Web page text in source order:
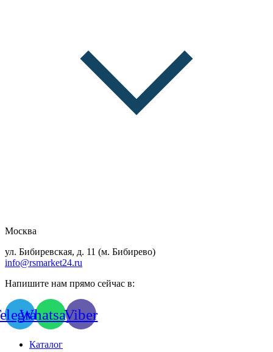
Москва
ул. Бибиревская, д. 11 (м. Бибирево)
info@rsmarket24.ru
Напишите нам прямо сейчас в:
WhatsappViber
Каталог